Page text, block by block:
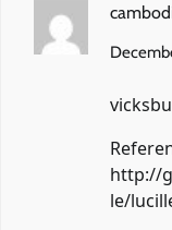
http://
le/